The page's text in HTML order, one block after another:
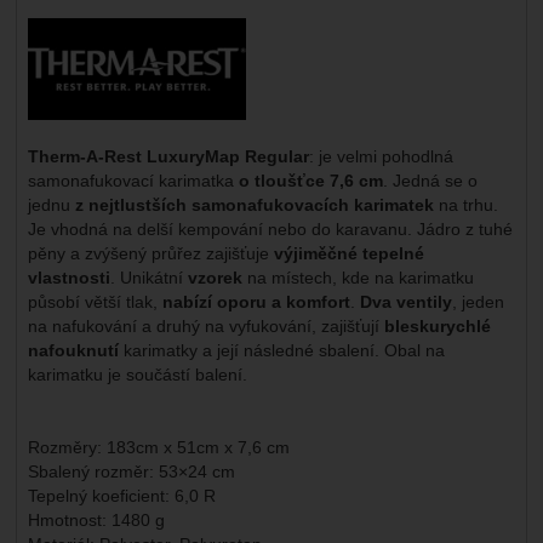
Therm-A-Rest LuxuryMap Regular: je velmi pohodlná
samonafukovací karimatka o tloušťce 7,6 cm. Jedná se o
jednu z nejtlustších samonafukovacích karimatek na trhu.
Je vhodná na delší kempování nebo do karavanu. Jádro z tuhé
pěny a zvýšený průřez zajišťuje výjiměčné tepelné
vlastnosti . Unikátní vzorek na místech, kde na karimatku
působí větší tlak, nabízí oporu a komfort Dva ventily , jeden
na nafukování a druhý na vyfukování, zajišťují bleskurychlé
nafouknutíkarimatky a její následné sbalení. Obal na
karimatku je součástí balení.
Rozměry: 183cm x 51cm x 7,6 cm
Sbalený rozměr: 53×24 cm
Tepelný koeficient: 6,0 R
Hmotnost: 1480 g